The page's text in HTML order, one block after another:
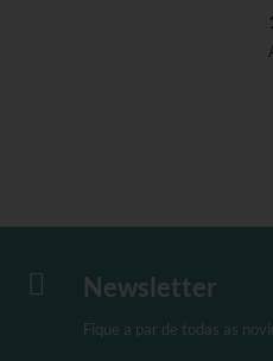
seleccionadas
 Newsletter
Fique a par de todas as